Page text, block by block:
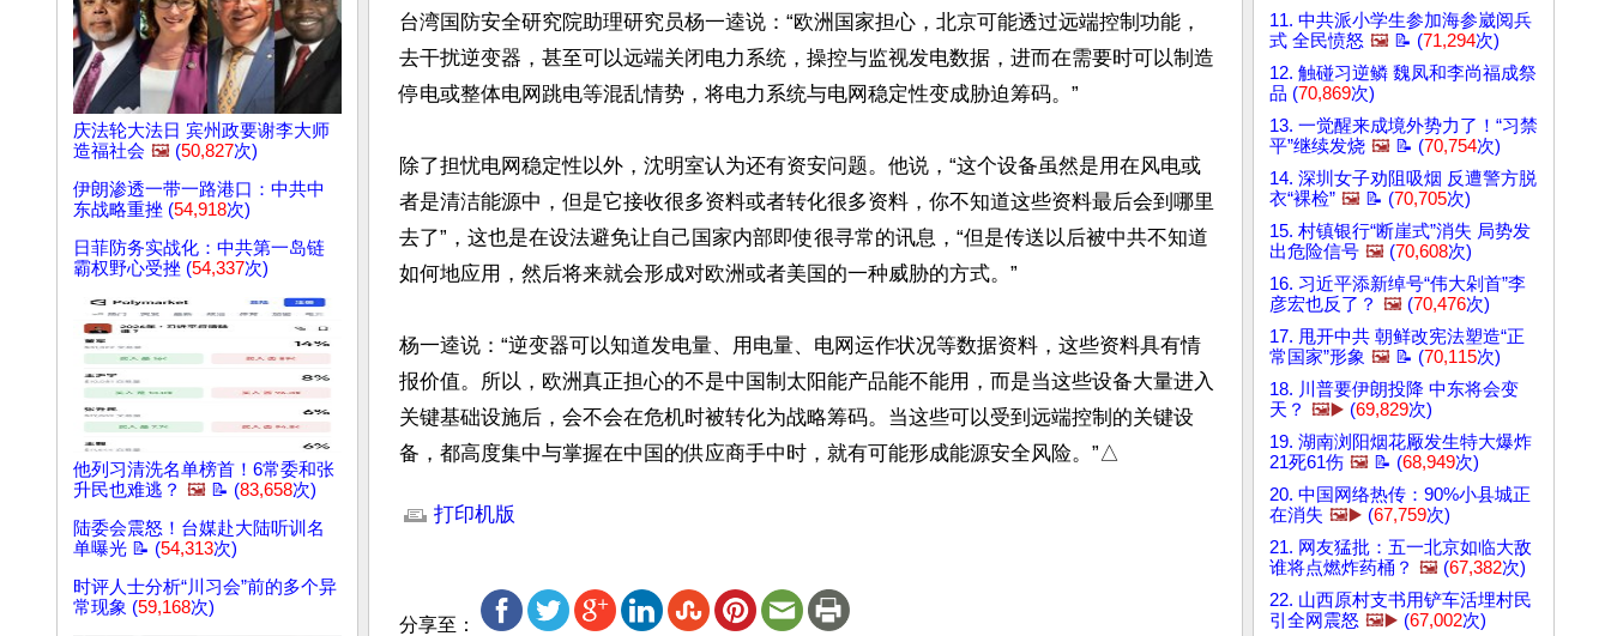
庆法轮大法日 宾州政要谢李大师
造福社会 🖼️ (50,827次)
伊朗渗透一带一路港口：中共中
东战略重挫 (54,918次)
日菲防务实战化：中共第一岛链
霸权野心受挫 (54,337次)
他列习清洗名单榜首！6常委和张
升民也难逃？ 🖼️ 📝 (83,658次)
陆委会震怒！台媒赴大陆听训名
单曝光 📝 (54,313次)
时评人士分析“川习会”前的多个异
常现象 (59,168次)
台湾国防安全研究院助理研究员杨一逵说：“欧洲国家担心，北京可能透过远端控制功能，
去干扰逆变器，甚至可以远端关闭电力系统，操控与监视发电数据，进而在需要时可以制造
停电或整体电网跳电等混乱情势，将电力系统与电网稳定性变成胁迫筹码。”
除了担忧电网稳定性以外，沈明室认为还有资安问题。他说，“这个设备虽然是用在风电或
者是清洁能源中，但是它接收很多资料或者转化很多资料，你不知道这些资料最后会到哪里
去了”，这也是在设法避免让自己国家内部即使很寻常的讯息，“但是传送以后被中共不知道
如何地应用，然后将来就会形成对欧洲或者美国的一种威胁的方式。”
杨一逵说：“逆变器可以知道发电量、用电量、电网运作状况等数据资料，这些资料具有情
报价值。所以，欧洲真正担心的不是中国制太阳能产品能不能用，而是当这些设备大量进入
关键基础设施后，会不会在危机时被转化为战略筹码。当这些可以受到远端控制的关键设
备，都高度集中与掌握在中国的供应商手中时，就有可能形成能源安全风险。”△
打印机版
分享至：
11. 中共派小学生参加海参崴阅兵
式 全民愤怒 🖼️ 📝 (71,294次)
12. 触碰习逆鳞 魏凤和李尚福成祭
品 (70,869次)
13. 一觉醒来成境外势力了！“习禁
平”继续发烧 🖼️ 📝 (70,754次)
14. 深圳女子劝阻吸烟 反遭警方脱
衣“裸检” 🖼️ 📝 (70,705次)
15. 村镇银行“断崖式”消失 局势发
出危险信号 🖼️ (70,608次)
16. 习近平添新绰号“伟大剁首”李
彦宏也反了？ 🖼️ (70,476次)
17. 甩开中共 朝鲜改宪法塑造“正
常国家”形象 🖼️ 📝 (70,115次)
18. 川普要伊朗投降 中东将会变
天？ 🖼️▶️ (69,829次)
19. 湖南浏阳烟花厰发生特大爆炸
21死61伤 🖼️ 📝 (68,949次)
20. 中国网络热传：90%小县城正
在消失 🖼️▶️ (67,759次)
21. 网友猛批：五一北京如临大敌
谁将点燃炸药桶？ 🖼️ (67,382次)
22. 山西原村支书用铲车活埋村民
引全网震怒 🖼️▶️ (67,002次)